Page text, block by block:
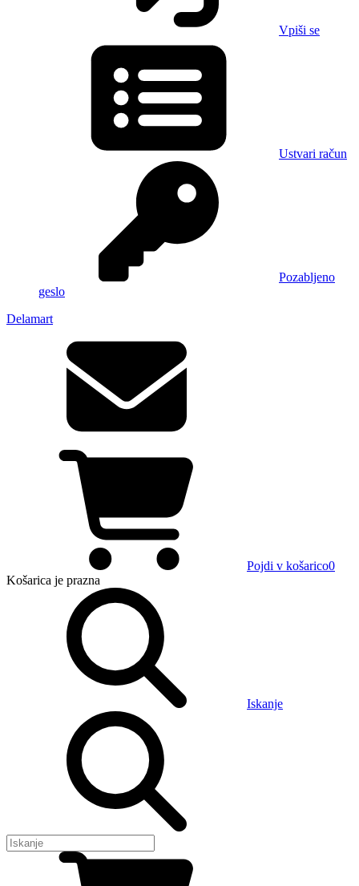
Vpiši se
Ustvari račun
Pozabljeno
geslo
Delamart
Pojdi v košarico0
Košarica je prazna
Iskanje